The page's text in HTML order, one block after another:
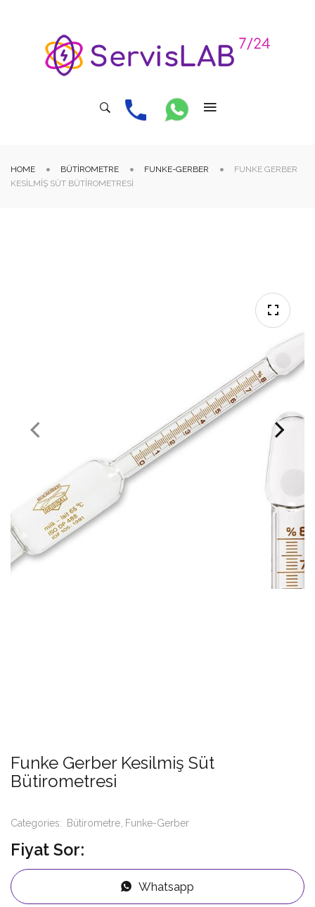
HOME BÜTIROMETRE FUNKE-GERBER
FUNKE GERBER
KESILMIŞ SÜT BÜTIROMETRESI
Funke Gerber Kesilmiş Süt
Bütirometresi
Categories: Bütirometre Funke-Gerber
Fiyat Sor:
Whatsapp